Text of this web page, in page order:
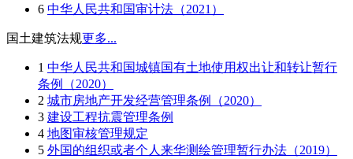
6 中华人民共和国审计法（2021）
国土建筑法规更多...
1 中华人民共和国城镇国有土地使用权出让和转让暂行
条例（2020）
2 城市房地产开发经营管理条例（2020）
3 建设工程抗震管理条例
4 地图审核管理规定
5 外国的组织或者个人来华测绘管理暂行办法（2019）